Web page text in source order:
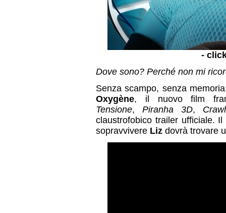
-
Dove sono? Perché non mi
Senza scampo, senza
Oxygène, il nuovo film
Tensione, Piranha 3D, Crawl
claustrofobico trailer ufficiale.
sopravvivere Liz dovrà trovare